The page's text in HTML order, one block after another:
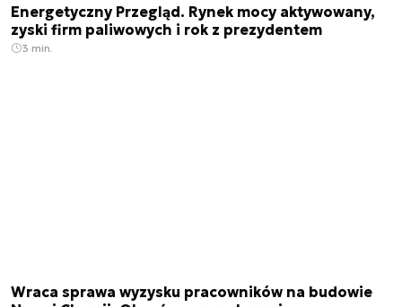
Energetyczny Przegląd. Rynek mocy aktywowany,
zyski firm paliwowych i rok z prezydentem
3 min.
Wraca sprawa wyzysku pracowników na budowie